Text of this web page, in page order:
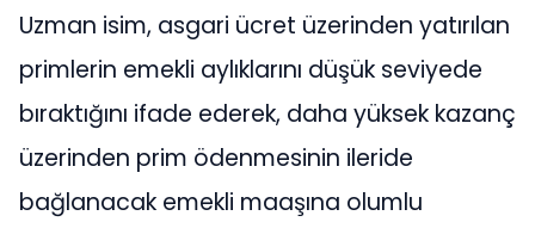
Uzman isim, asgari ücret üzerinden yatırılan
primlerin emekli aylıklarını düşük seviyede
bıraktığını ifade ederek, daha yüksek kazanç
üzerinden prim ödenmesinin ileride
bağlanacak emekli maaşına olumlu